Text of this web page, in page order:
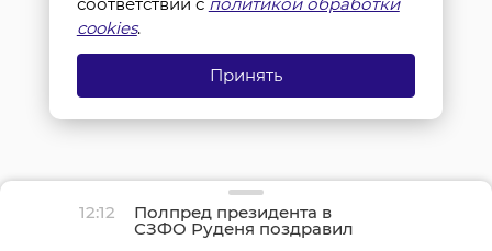
12:12 Полпред президента в
СЗФО Руденя поздравил
строителей и
cookies.
Принять